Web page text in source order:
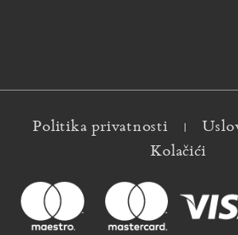
Politika privatnosti
Kolačići